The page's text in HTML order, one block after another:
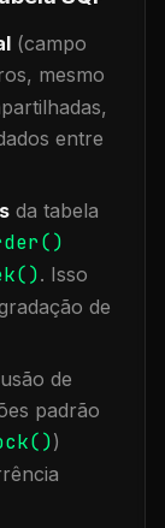
(campo
mesmo
entre
da tabela
. Isso
de
de
padrão
)